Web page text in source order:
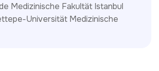
Medizinische Fakultät Istanbul
Universität Medizinische